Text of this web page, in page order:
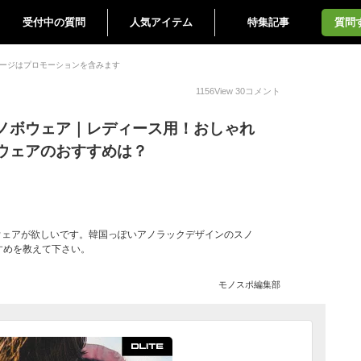
受付中の質問 人気アイテム 特集記事 質問
ジはプロモーションを含みます
1156View 30コメント
ボウェア｜レディース用！おしゃれ
ェアのおすすめは？
アが欲しいです。韓国っぽいアノラックデザインのスノ
を教えて下さい。
モノスポ編集部